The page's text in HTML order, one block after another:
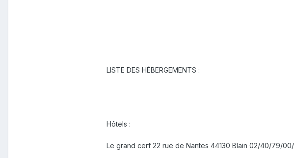
LISTE DES HÉBERGEMENTS :
Hôtels :
Le grand cerf 22 rue de Nantes 44130 Blain 02/40/79/